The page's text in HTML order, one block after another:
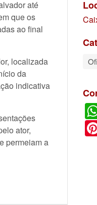
até
que os
ao final
localizada
da
indicativa
ator,
permeiam a